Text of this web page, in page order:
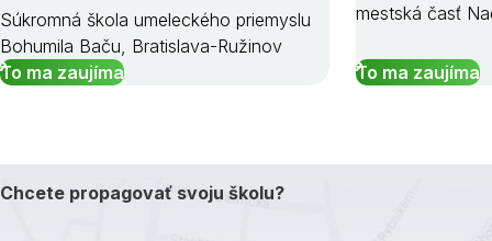
Súkromná škola umeleckého priemyslu
Bohumila Baču, Bratislava-Ružinov
To ma zaujíma
mestská časť
To ma zaujíma
Chcete propagovať svoju školu?